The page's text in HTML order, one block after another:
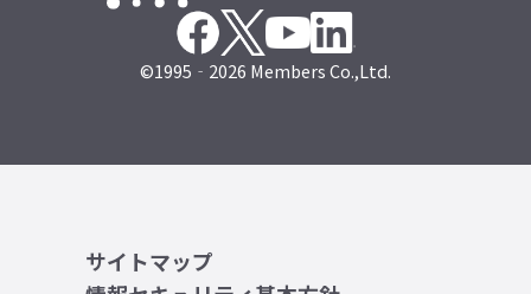
©1995‐2026 Members Co.,Ltd.
サイトマップ